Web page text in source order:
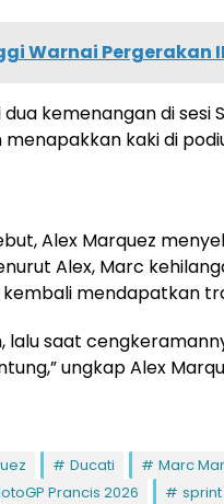
Warnai Pergerakan
kemenangan di sesi
kaki di
Alex Marquez
Alex, Marc
mendapatkan
lalu saat
ungkap Alex
Ducati Marc
Prancis 2026